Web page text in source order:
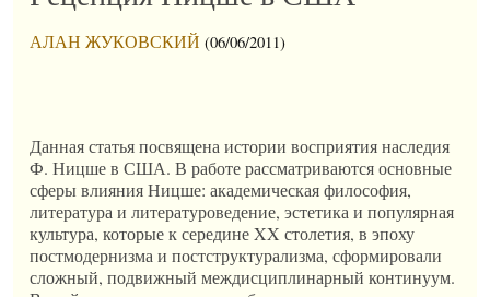
АЛАН ЖУКОВСКИЙ (06/06/2011)
Данная статья посвящена истории восприятия наследия
Ф. Ницше в США. В работе рассматриваются основные
сферы влияния Ницше: академическая философия,
литература и литературоведение, эстетика и популярная
культура, которые к середине XX столетия, в эпоху
постмодернизма и постструктурализма, сформировали
сложный, подвижный междисциплинарный континуум.